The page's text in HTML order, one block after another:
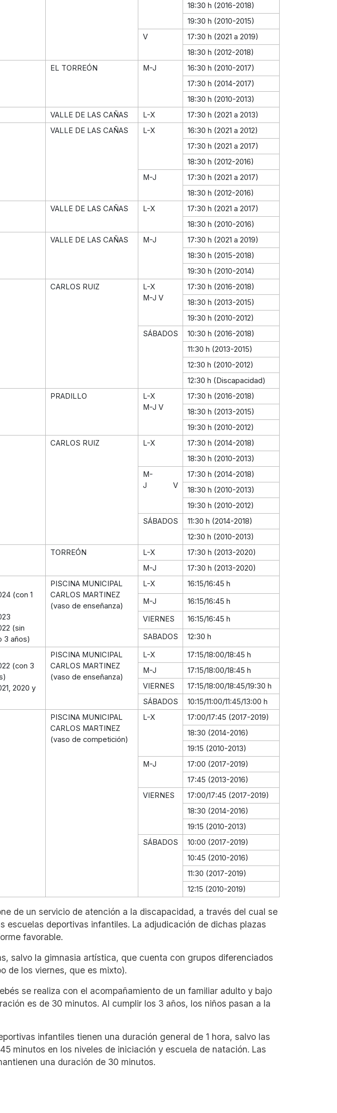
18:30 h (2016-2018)
19:30 h (2010-2015)
V
17:30 h (2021 a 2019)
18:30 h (2012-2018)
EL TORREÓN M-J
16:30 h (2010-2017)
17:30 h (2014-2017)
18:30 h (2010-2013)
VALLE DE LAS CAÑAS L-X
17:30 h (2021 a 2013)
VALLE DE LAS CAÑAS L-X
16:30 h (2021 a 2012)
17:30 h (2021 a 2017)
18:30 h (2012-2016)
M-J
17:30 h (2021 a 2017)
18:30 h (2012-2016)
VALLE DE LAS CAÑAS L-X
17:30 h (2021 a 2017)
18:30 h (2010-2016)
VALLE DE LAS CAÑAS M-J
17:30 h (2021 a 2019)
18:30 h (2015-2018)
19:30 h (2010-2014)
CARLOS RUIZ
L-X
M-J V
17:30 h (2016-2018)
18:30 h (2013-2015)
19:30 h (2010-2012)
SÁBADOS
10:30 h (2016-2018)
11:30 h (2013-2015)
12:30 h (2010-2012)
12:30 h (Discapacidad)
PRADILLO
L-X
M-J V
17:30 h (2016-2018)
18:30 h (2013-2015)
19:30 h (2010-2012)
CARLOS RUIZ L-X
17:30 h (2014-2018)
18:30 h (2010-2013)
M-
J V
17:30 h (2014-2018)
18:30 h (2010-2013)
19:30 h (2010-2012)
SÁBADOS
11:30 h (2014-2018)
12:30 h (2010-2013)
TORREÓN L-X
17:30 h (2013-2020)
M-J
17:30 h (2013-2020)
(con 1
(sin
3 años)
PISCINA MUNICIPAL
CARLOS MARTINEZ
(vaso de enseñanza)
L-X
16:15/16:45 h
M-J
16:15/16:45 h
VIERNES
16:15/16:45 h
SABADOS
12:30 h
(con 3
2020 y
PISCINA MUNICIPAL
CARLOS MARTINEZ
(vaso de enseñanza)
L-X
17:15/18:00/18:45 h
M-J
17:15/18:00/18:45 h
VIERNES
17:15/18:00/18:45/19:30 h
SÁBADOS
10:15/11:00/11:45/13:00 h
PISCINA MUNICIPAL
CARLOS MARTINEZ
(vaso de competición)
L-X
17:00/17:45 (2017-2019)
18:30 (2014-2016)
19:15 (2010-2013)
M-J
17:00 (2017-2019)
17:45 (2013-2016)
VIERNES
17:00/17:45 (2017-2019)
18:30 (2014-2016)
19:15 (2010-2013)
SÁBADOS
10:00 (2017-2019)
10:45 (2010-2016)
11:30 (2017-2019)
12:15 (2010-2019)
de un servicio de atención a la discapacidad, a través del cual se
escuelas deportivas infantiles. La adjudicación de dichas plazas
favorable.
salvo la gimnasia artística, que cuenta con grupos diferenciados
de los viernes, que es mixto).
se realiza con el acompañamiento de un familiar adulto y bajo
es de 30 minutos. Al cumplir los 3 años, los niños pasan a la
infantiles tienen una duración general de 1 hora, salvo las
minutos en los niveles de iniciación y escuela de natación. Las
una duración de 30 minutos.